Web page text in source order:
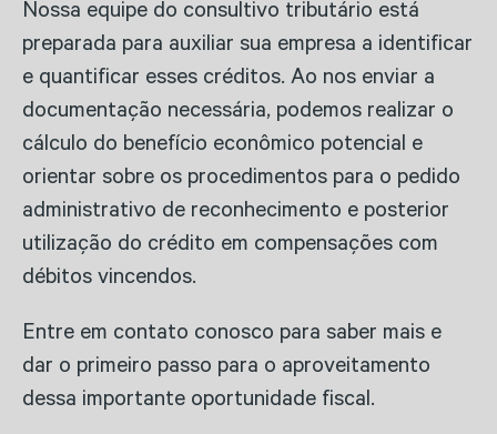
Nossa equipe do consultivo tributário está
preparada para auxiliar sua empresa a identificar
e quantificar esses créditos. Ao nos enviar a
documentação necessária, podemos realizar o
cálculo do benefício econômico potencial e
orientar sobre os procedimentos para o pedido
administrativo de reconhecimento e posterior
utilização do crédito em compensações com
débitos vincendos.
Entre em contato conosco para saber mais e
dar o primeiro passo para o aproveitamento
dessa importante oportunidade fiscal.